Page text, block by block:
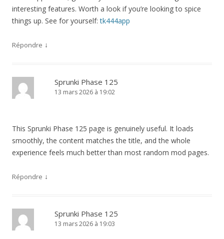
interesting features. Worth a look if you’re looking to spice
things up. See for yourself:tk444app
Répondre ↓
Sprunki Phase 125
13 mars 2026 à 19:02
This Sprunki Phase 125 page is genuinely useful. It loads
smoothly, the content matches the title, and the whole
experience feels much better than most random mod pages.
Répondre ↓
Sprunki Phase 125
13 mars 2026 à 19:03